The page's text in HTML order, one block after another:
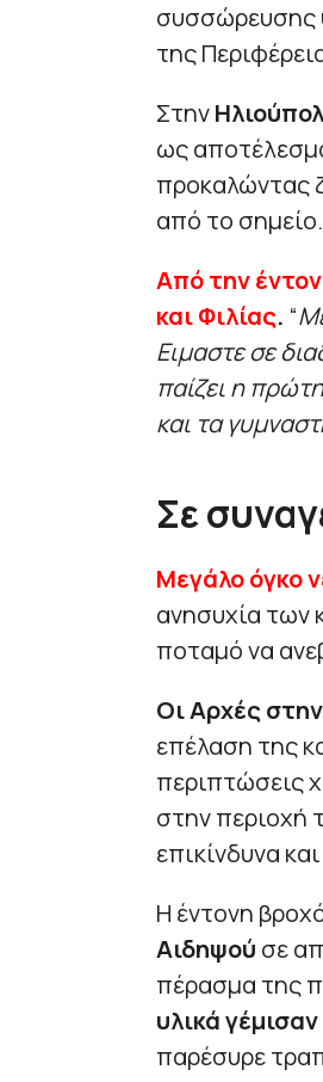
συσσώρευσης
της
Στην
ως
προκαλώντας
από το σημείο.
Από την
και Φιλίας. “
Ειμαστε σε
παίζει η
και τα
Σε
Μεγάλο όγκο
ανησυχία των
ποταμό να
Οι Αρχές
επέλαση της
περιπτώσεις
στην περιοχή
επικίνδυνα
Η έντονη
Αιδηψού σε
πέρασμα της
υλικά
παρέσυρε